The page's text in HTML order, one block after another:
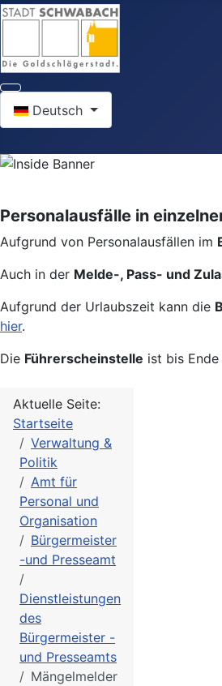
Deutsch
Personalausfälle in
Aufgrund von Personalausfällen im
Auch in der Melde-, Pass- und
Aufgrund der Urlaubszeit kann die
hier.
Die Führerscheinstelle ist bis
Aktuelle Seite:
Startseite
Verwaltung &
Politik
Amt für
Personal und
Organisation
Bürgermeister
-und Presseamt
Dienstleistungen
des
Bürgermeister -
und Presseamts
Mängelmelder